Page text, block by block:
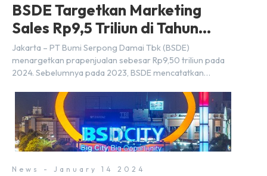
BSDE Targetkan Marketing
Sales Rp9,5 Triliun di Tahun
2024
Jakarta – PT Bumi Serpong Damai Tbk (BSDE)
menargetkan prapenjualan sebesar Rp9,50 triliun pada
2024. Sebelumnya pada 2023, BSDE mencatatkan
melampaui target prapenjualan sebesar Rp8,80 triliun.
Menurut Direktur BSDE Hermawan Wijaya menghadapi
2024, kondisi ekonomi global maupun nasional dapat
memengaruhi pertimbangan masyarakat untuk membeli
rumah maupun investasi di sektor […]
News - January 14 2024